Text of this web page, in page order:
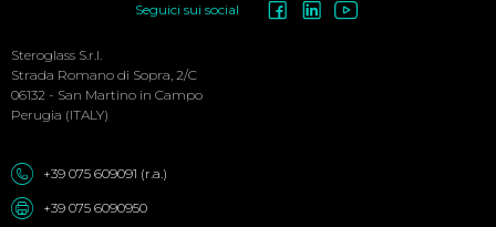
Menu
Seguici sui social
Steroglass S.r.l.
Strada Romano di Sopra, 2/C
06132 - San Martino in Campo
Perugia (ITALY)
+39 075 609091 (r.a.)
+39 075 6090950